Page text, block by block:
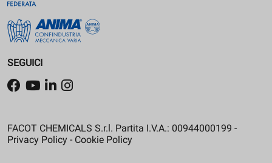
SEGUICI
FACOT CHEMICALS S.r.l. Partita I.V.A.: 00944000199 -
Privacy Policy - Cookie Policy